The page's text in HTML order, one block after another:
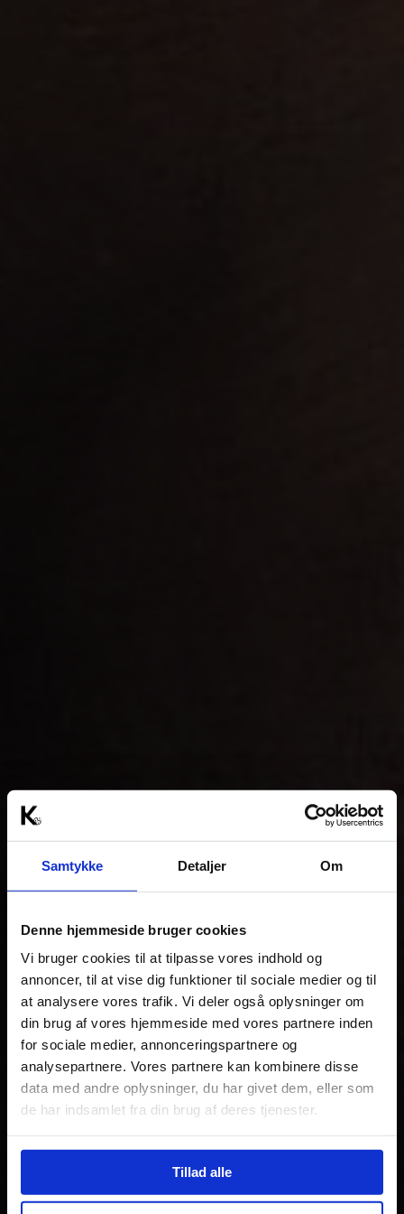
Samtykke Detaljer Om
Denne hjemmeside bruger cookies
Vi bruger cookies til at tilpasse vores indhold og
annoncer, til at vise dig funktioner til sociale medier og til
at analysere vores trafik. Vi deler også oplysninger om
din brug af vores hjemmeside med vores partnere inden
for sociale medier, annonceringspartnere og
analysepartnere. Vores partnere kan kombinere disse
data med andre oplysninger, du har givet dem, eller som
de har indsamlet fra din brug af deres tjenester.
Tillad alle